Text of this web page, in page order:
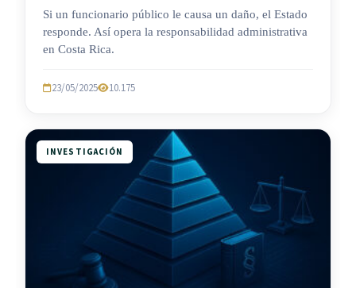
Si un funcionario público le causa un daño, el Estado
responde. Así opera la responsabilidad administrativa
en Costa Rica.
23/05/2025 10.175
INVESTIGACIÓN